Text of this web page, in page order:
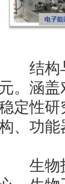
结构与
元。涵
定性研
、功
生物技